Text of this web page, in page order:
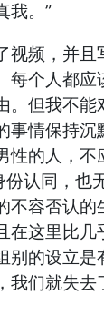
我。”
视频，并且
每个人都应
。但我不能
事情保持沉
性的人，不
份认同，也
不容否认
在这里比几
别的设立是
我们就失去